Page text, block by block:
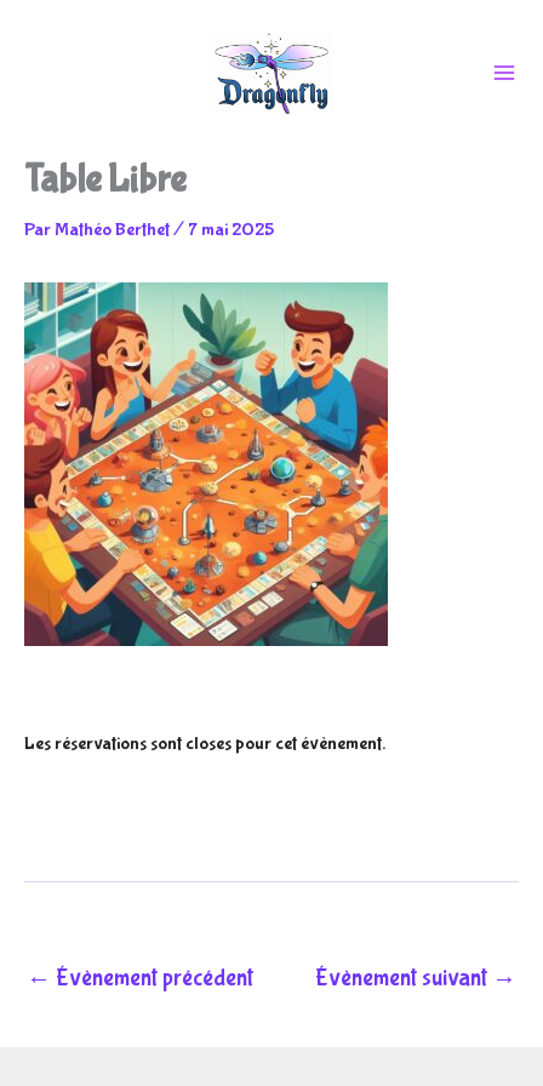
contenu
Table Libre
Par Mathéo Berthet/ 7 mai 2025
Les réservations sont closes pour cet évènement.
← Évènement précédent Évènement suivant →